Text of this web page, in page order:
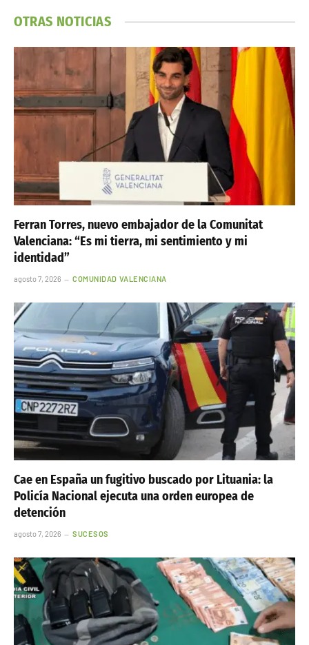
OTRAS NOTICIAS
Ferran Torres, nuevo embajador de la Comunitat
Valenciana: “Es mi tierra, mi sentimiento y mi
identidad”
agosto 7, 2026 COMUNIDAD VALENCIANA
Cae en España un fugitivo buscado por Lituania: la
Policía Nacional ejecuta una orden europea de
detención
agosto 7, 2026 SUCESOS